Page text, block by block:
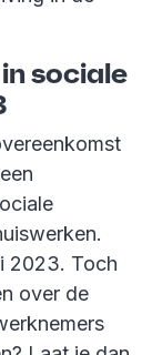
sociale
2023. Toch
over de